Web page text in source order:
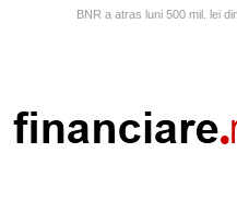
BNR a atras luni 500 mil. lei